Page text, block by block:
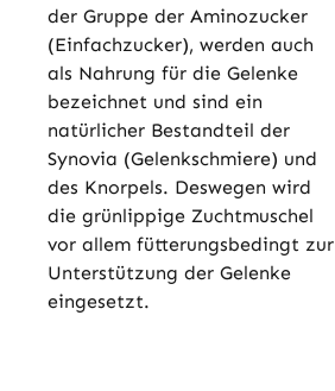
der Gruppe der Aminozucker
(Einfachzucker), werden auch
als Nahrung für die Gelenke
bezeichnet und sind ein
natürlicher Bestandteil der
Synovia (Gelenkschmiere) und
des Knorpels. Deswegen wird
die grünlippige Zuchtmuschel
vor allem fütterungsbedingt zur
Unterstützung der Gelenke
eingesetzt.